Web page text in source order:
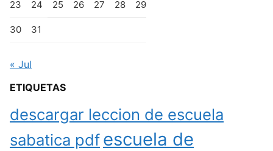
23 24 25 26 27 28 29
30 31
« Jul
ETIQUETAS
descargar leccion de escuela
sabatica pdfescuela de